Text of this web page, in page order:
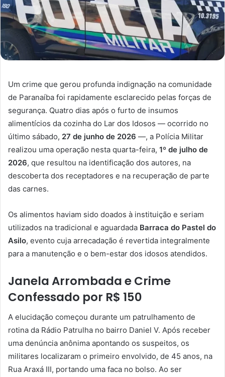
Um crime que gerou profunda indignação na comunidade
de Paranaíba foi rapidamente esclarecido pelas forças de
segurança. Quatro dias após o furto de insumos
alimentícios da cozinha do Lar dos Idosos — ocorrido no
último sábado, 27 de junho de 2026 —, a Polícia Militar
realizou uma operação nesta quarta-feira, 1º de julho de
2026, que resultou na identificação dos autores, na
descoberta dos receptadores e na recuperação de parte
das carnes.
Os alimentos haviam sido doados à instituição e seriam
utilizados na tradicional e aguardada Barraca do Pastel do
Asilo, evento cuja arrecadação é revertida integralmente
para a manutenção e o bem-estar dos idosos atendidos.
Janela Arrombada e Crime
Confessado por R$ 150
A elucidação começou durante um patrulhamento de
rotina da Rádio Patrulha no bairro Daniel V. Após receber
uma denúncia anônima apontando os suspeitos, os
militares localizaram o primeiro envolvido, de 45 anos, na
Rua Araxá III, portando uma faca no bolso. Ao ser